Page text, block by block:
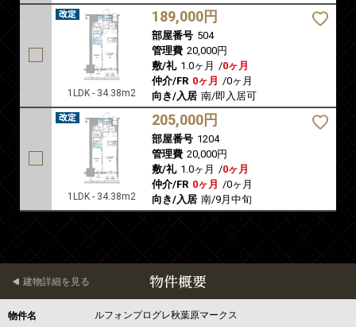
1LDK - 34.38m2
189,000円
部屋番号 504
管理費 20,000円
敷/礼 1.0ヶ月 /0ヶ月
仲介/FR 0ヶ月 /0ヶ月
向き/入居 南/即入居可
1LDK - 34.38m2
205,000円
部屋番号 1204
管理費 20,000円
敷/礼 1.0ヶ月 /0ヶ月
仲介/FR 0ヶ月 /0ヶ月
向き/入居 南/9月中旬
物件概要
建物詳細を見る
物件名 ルフォンプログレ秋葉原マークス